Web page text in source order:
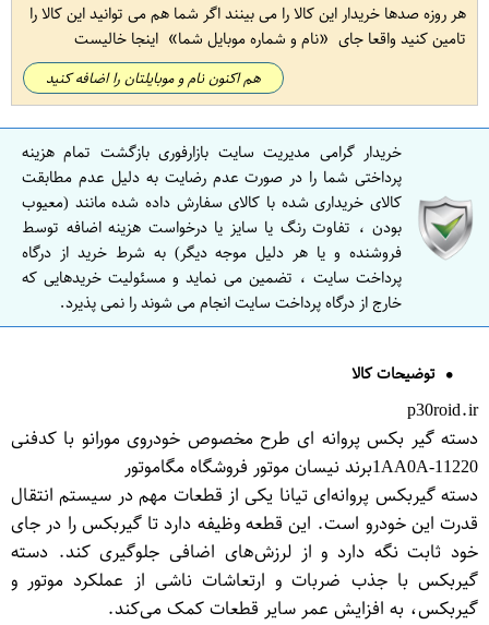
هر روزه صدها خریدار این کالا را می بینند اگر شما هم می توانید این کالا را
تامین کنید واقعا جای
نام و شماره موبایل شما اینجا خالیست
هم اکنون نام و موبایلتان را اضافه کنید
خریدار گرامی مدیریت سایت بازارفوری بازگشت تمام هزینه
پرداختی شما را در صورت عدم رضایت به دلیل عدم مطابقت
کالای خریداری شده با کالای سفارش داده شده مانند (معیوب
بودن ، تفاوت رنگ یا سایز یا درخواست هزینه اضافه توسط
فروشنده و یا هر دلیل موجه دیگر) به شرط خرید از درگاه
پرداخت سایت ، تضمین می نماید و مسئولیت خریدهایی که
خارج از درگاه پرداخت سایت انجام می شوند را نمی پذیرد.
توضیحات کالا
p30roid.ir
دسته گیر بکس پروانه ای طرح مخصوص خودروی مورانو با کدفنی
11220-1AA0Aبرند نیسان موتور فروشگاه مگاموتور
دسته گیربکس پروانه‌ای تیانا یکی از قطعات مهم در سیستم انتقال
قدرت این خودرو است. این قطعه وظیفه دارد تا گیربکس را در جای
خود ثابت نگه دارد و از لرزش‌های اضافی جلوگیری کند. دسته
گیربکس با جذب ضربات و ارتعاشات ناشی از عملکرد موتور و
گیربکس، به افزایش عمر سایر قطعات کمک می‌کند.